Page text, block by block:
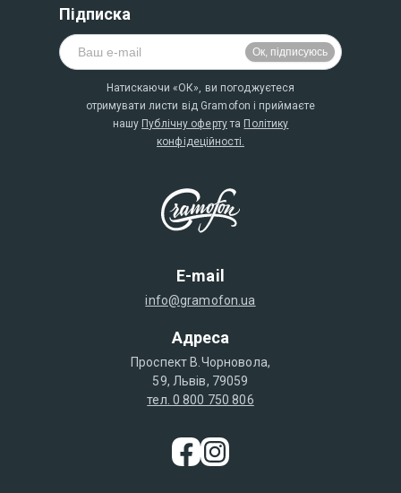
E-mail
info@gramofon.ua
Адреса
Проспект В.Чорновола,
59, Львів, 79059
тел. 0 800 750 806
Підписка
Натискаючи «ОК», ви погоджуєтеся
отримувати листи від Gramofon і приймаєте
нашу Публічну офертута Політику
конфідеційності.